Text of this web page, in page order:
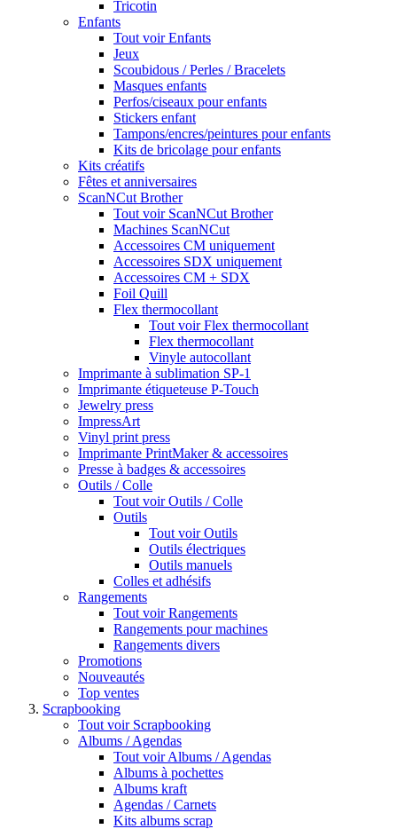
Tricotin
Enfants
Tout voir Enfants
Jeux
Scoubidous / Perles / Bracelets
Masques enfants
Perfos/ciseaux pour enfants
Stickers enfant
Tampons/encres/peintures pour enfants
Kits de bricolage pour enfants
Kits créatifs
Fêtes et anniversaires
ScanNCut Brother
Tout voir ScanNCut Brother
Machines ScanNCut
Accessoires CM uniquement
Accessoires SDX uniquement
Accessoires CM + SDX
Foil Quill
Flex thermocollant
Tout voir Flex thermocollant
Flex thermocollant
Vinyle autocollant
Imprimante à sublimation SP-1
Imprimante étiqueteuse P-Touch
Jewelry press
ImpressArt
Vinyl print press
Imprimante PrintMaker & accessoires
Presse à badges & accessoires
Outils / Colle
Tout voir Outils / Colle
Outils
Tout voir Outils
Outils électriques
Outils manuels
Colles et adhésifs
Rangements
Tout voir Rangements
Rangements pour machines
Rangements divers
Promotions
Nouveautés
Top ventes
Scrapbooking
Tout voir Scrapbooking
Albums / Agendas
Tout voir Albums / Agendas
Albums à pochettes
Albums kraft
Agendas / Carnets
Kits albums scrap